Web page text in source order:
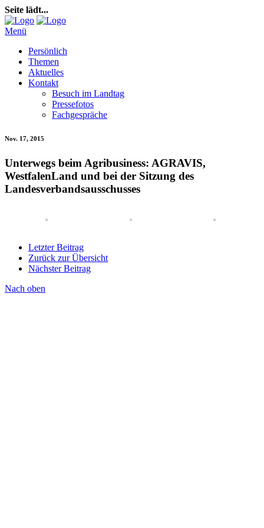
Seite lädt...
Menü
Persönlich
Themen
Aktuelles
Kontakt
Besuch im Landtag
Pressefotos
Fachgespräche
Nov. 17, 2015
Unterwegs beim Agribusiness: AGRAVIS,
WestfalenLand und bei der Sitzung des
Landesverbandsausschusses
Letzter Beitrag
Zurück zur Übersicht
Nächster Beitrag
Nach oben